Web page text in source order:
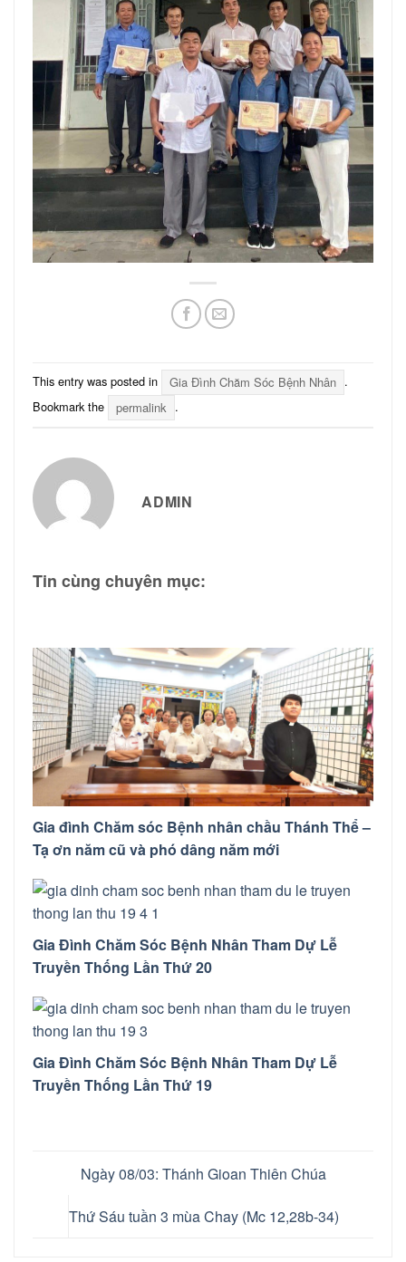
This entry was posted in Gia Đình Chăm Sóc Bệnh Nhân .
Bookmark the
permalink .
ADMIN
Tin cùng chuyên mục:
Gia đình Chăm sóc Bệnh nhân chầu Thánh Thể –
Tạ ơn năm cũ và phó dâng năm mới
Gia Đình Chăm Sóc Bệnh Nhân Tham Dự Lễ
Truyền Thống Lần Thứ 20
Gia Đình Chăm Sóc Bệnh Nhân Tham Dự Lễ
Truyền Thống Lần Thứ 19
Ngày 08/03: Thánh Gioan Thiên Chúa
Thứ Sáu tuần 3 mùa Chay (Mc 12,28b-34)